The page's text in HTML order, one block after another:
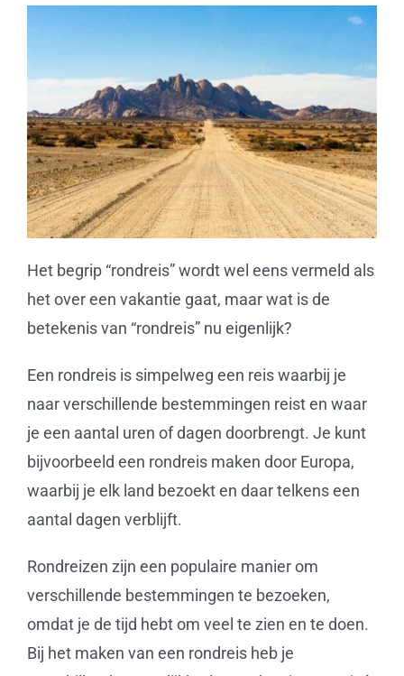
Het begrip “rondreis” wordt wel eens vermeld als
het over een vakantie gaat, maar wat is de
betekenis van “rondreis” nu eigenlijk?
Een rondreis is simpelweg een reis waarbij je
naar verschillende bestemmingen reist en waar
je een aantal uren of dagen doorbrengt. Je kunt
bijvoorbeeld een rondreis maken door Europa,
waarbij je elk land bezoekt en daar telkens een
aantal dagen verblijft.
Rondreizen zijn een populaire manier om
verschillende bestemmingen te bezoeken,
omdat je de tijd hebt om veel te zien en te doen.
Bij het maken van een rondreis heb je